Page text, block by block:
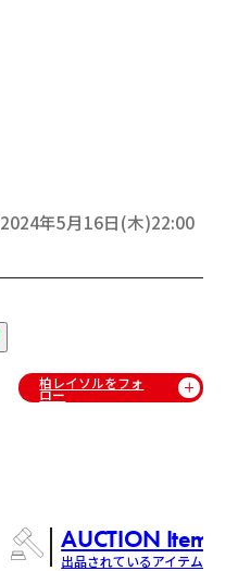
2024年5月16日(木)22:00
柏レイソルをフォ
ロー
AUCTION Items
出品されているアイテム